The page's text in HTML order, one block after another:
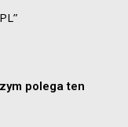
polega ten